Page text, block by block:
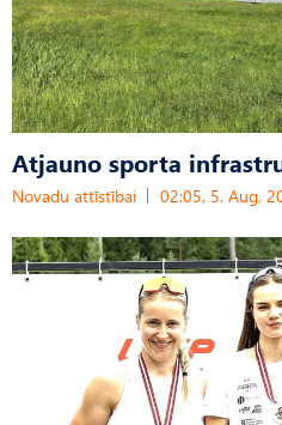
Atjauno sporta
Novadu attīstībai 02:05, 5. Aug,